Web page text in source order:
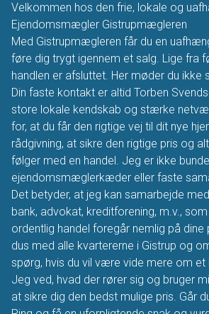
Velkommen hos den frie, lokale og
Ejendomsmægler Gistrupmægleren
Med Gistrupmægleren får du en
føre dig trygt igennem et salg. Lige fra
handlen er afsluttet. Her møder du
Din faste kontakt er altid Torben
store lokale kendskab og stærke
for, at du får den rigtige vej til dit nye
rådgivning, at sikre den rigtige pris og
følger med en handel. Jeg er ikke
ejendomsmæglerkæder eller faste
Det betyder, at jeg kan samarbejde
bank, advokat, kreditforening, m.v.,
ordentlig handel foregår nemlig på
dus med alle kvartererne i Gistrup og
spørg, hvis du vil være vide mere om
Jeg ved, hvad der rører sig og bruger
at sikre dig den bedst mulige pris. Går